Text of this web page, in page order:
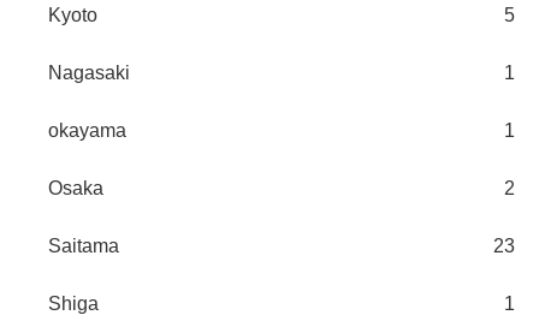
Kyoto 5
Nagasaki 1
okayama 1
Osaka 2
Saitama 23
Shiga 1